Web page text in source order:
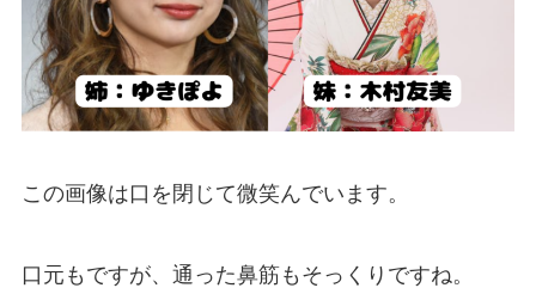
この画像は口を閉じて微笑んでいます。
口元もですが、通った鼻筋もそっくりですね。